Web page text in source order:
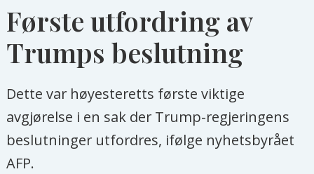
Første utfordring av
Trumps beslutning
Dette var høyesteretts første viktige
avgjørelse i en sak der Trump-regjeringens
beslutninger utfordres, ifølge nyhetsbyrået
AFP.